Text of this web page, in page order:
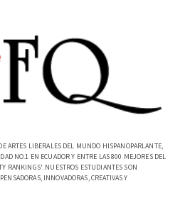
ARTES LIBERALES DEL MUNDO HISPANOPARLANTE,
NO.1 EN ECUADOR Y ENTRE LAS 800 MEJORES DEL
RANKINGS'. NUESTROS ESTUDIANTES SON
INNOVADORAS, CREATIVAS Y